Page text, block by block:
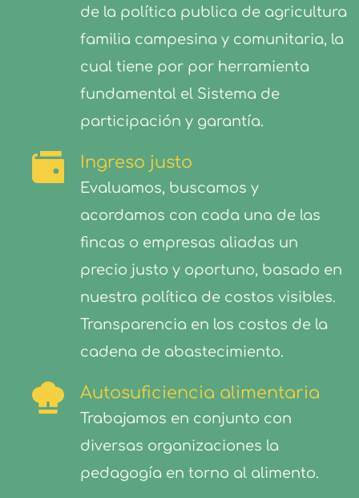
de la política publica de agricultura
familia campesina y comunitaria, la
cual tiene por por herramienta
fundamental el Sistema de
participación y garantía.
Ingreso justo
Evaluamos, buscamos y
acordamos con cada una de las
fincas o empresas aliadas un
precio justo y oportuno, basado en
nuestra política de costos visibles.
Transparencia en los costos de la
cadena de abastecimiento.
Autosuficiencia alimentaria
Trabajamos en conjunto con
diversas organizaciones la
pedagogía en torno al alimento.